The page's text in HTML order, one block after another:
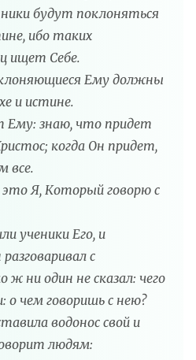
будут поклоняться
ибо таких
ищет Себе.
Ему должны
и истине.
Ему: знаю, что придет
когда Он придет,
все.
это Я, Который говорю с
ученики Его, и
с
ни один не сказал: чего
о чем говоришь с нею?
водонос свой и
людям: